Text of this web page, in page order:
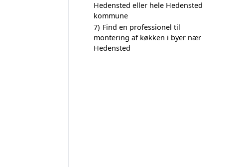
Hedensted eller hele Hedensted
kommune
7) Find en professionel til
montering af køkken i byer nær
Hedensted